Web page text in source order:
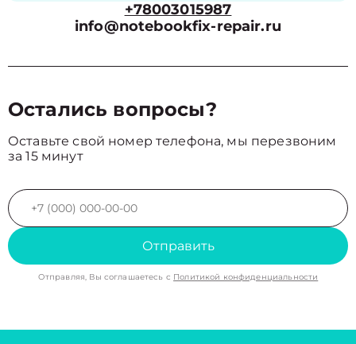
+78003015987
info@notebookfix-repair.ru
Остались вопросы?
Оставьте свой номер телефона, мы перезвоним
за 15 минут
Отправить
Отправляя, Вы соглашаетесь с Политикой конфиденциальности